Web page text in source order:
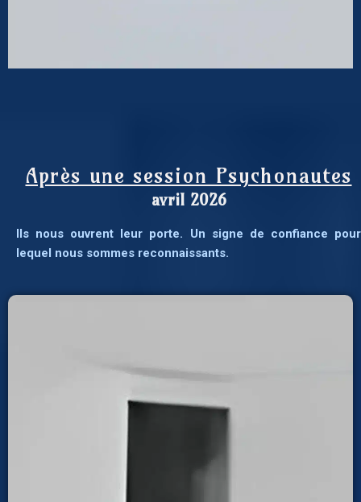
Après une session Psychonautes
avril 2026
Ils nous ouvrent leur porte. Un signe de confiance pour
lequel nous sommes reconnaissants.